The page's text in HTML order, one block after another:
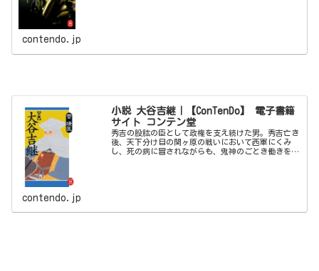
contendo.jp
小説 大谷吉継｜【ConTenDo】 電子書籍
サイト コンテン堂
秀吉の股肱の臣として政権を支え続けた男。秀吉亡き
後、天下分け目の関ヶ原の戦いにおいて西軍にくみ
し、死の病に冒されながらも、鬼神のごとき働きを示
contendo.jp